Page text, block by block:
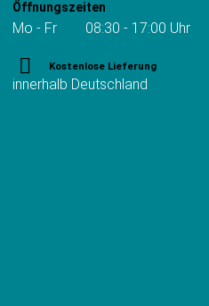
Öffnungszeiten
Mo - Fr 08:30 - 17:00 Uhr
Kostenlose Lieferung
innerhalb Deutschland